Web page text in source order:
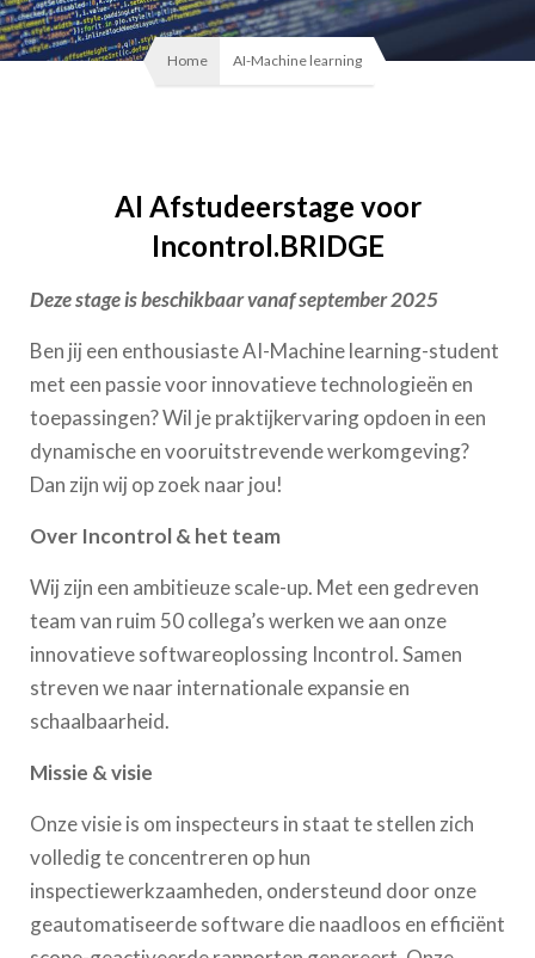
Home AI-Machine learning
AI Afstudeerstage voor
Incontrol.BRIDGE
Deze stage is beschikbaar vanaf september 2025
Ben jij een enthousiaste AI-Machine learning-student
met een passie voor innovatieve technologieën en
toepassingen? Wil je praktijkervaring opdoen in een
dynamische en vooruitstrevende werkomgeving?
Dan zijn wij op zoek naar jou!
Over Incontrol & het team
Wij zijn een ambitieuze scale-up. Met een gedreven
team van ruim 50 collega’s werken we aan onze
innovatieve softwareoplossing Incontrol. Samen
streven we naar internationale expansie en
schaalbaarheid.
Missie & visie
Onze visie is om inspecteurs in staat te stellen zich
volledig te concentreren op hun
inspectiewerkzaamheden, ondersteund door onze
geautomatiseerde software die naadloos en efficiënt